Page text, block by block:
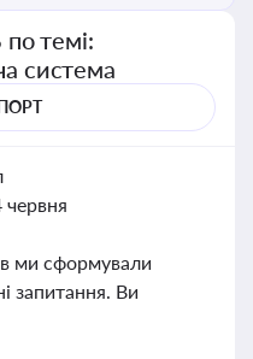
темі:
система
червня
ми сформували
запитання. Ви